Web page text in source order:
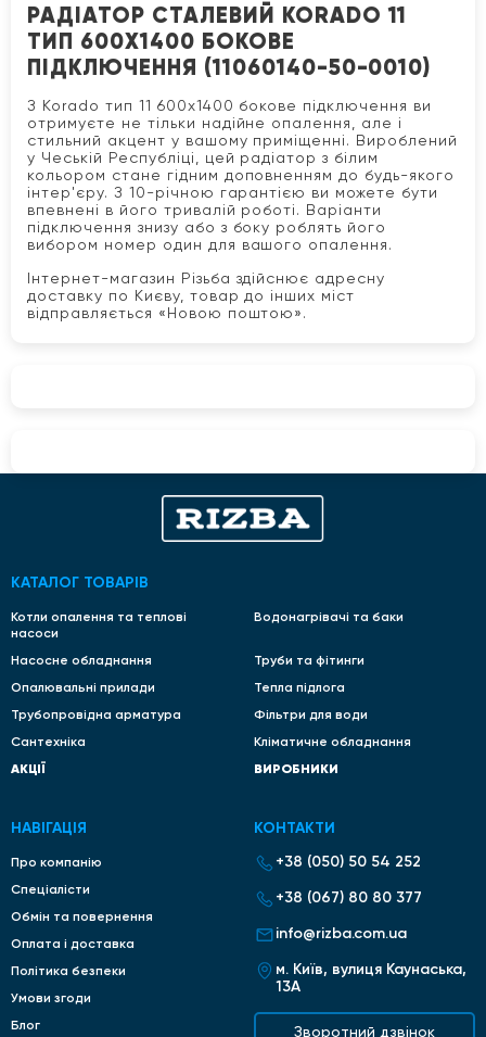
РАДІАТОР СТАЛЕВИЙ KORADO 11
ТИП 600X1400 БОКОВЕ
ПІДКЛЮЧЕННЯ (11060140-50-0010)
З Korado тип 11 600x1400 бокове підключення ви
отримуєте не тільки надійне опалення, але і
стильний акцент у вашому приміщенні. Вироблений
у Чеській Республіці, цей радіатор з білим
кольором стане гідним доповненням до будь-якого
інтер'єру. З 10-річною гарантією ви можете бути
впевнені в його тривалій роботі. Варіанти
підключення знизу або з боку роблять його
вибором номер один для вашого опалення.
Інтернет-магазин Різьба здійснює адресну
доставку по Києву, товар до інших міст
відправляється «Новою поштою».
КАТАЛОГ ТОВАРІВ
Котли опалення та теплові
насоси
Водонагрівачі та баки
Насосне обладнання
Труби та фітинги
Опалювальні прилади
Тепла підлога
Трубопровідна арматура
Фільтри для води
Сантехніка
Кліматичне обладнання
АКЦІЇ ВИРОБНИКИ
НАВІГАЦІЯ
Про компанію
Спеціалісти
Обмін та повернення
Оплата і доставка
Політика безпеки
Умови згоди
Блог
КОНТАКТИ
+38 (050) 50 54 252
+38 (067) 80 80 377
info@rizba.com.ua
м. Київ, вулиця Каунаська,
13А
Зворотний дзвінок